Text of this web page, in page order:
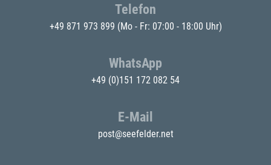
Telefon
+49 871 973 899 (Mo - Fr: 07:00 - 18:00 Uhr)
WhatsApp
+49 (0)151 172 082 54
E-Mail
post@seefelder.net